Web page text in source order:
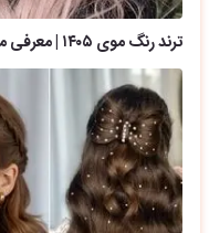
ترند رنگ موی ۱۴۰۵ | معرفی محبوب ترین رنگ موهای مد امسال